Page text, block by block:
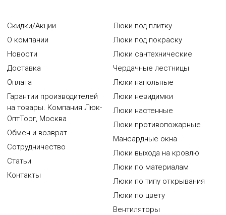
Скидки/Акции
О компании
Новости
Доставка
Оплата
Гарантии производителей
на товары. Компания Люк-
ОптТорг, Москва
Обмен и возврат
Сотрудничество
Статьи
Контакты
Люки под плитку
Люки под покраску
Люки сантехнические
Чердачные лестницы
Люки напольные
Люки невидимки
Люки настенные
Люки противопожарные
Мансардные окна
Люки выхода на кровлю
Люки по материалам
Люки по типу открывания
Люки по цвету
Вентиляторы